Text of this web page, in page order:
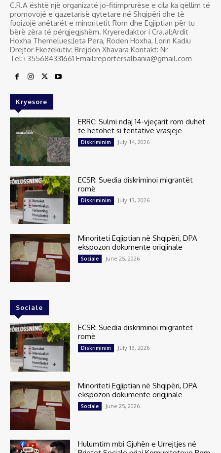
C.R.A është një organizatë jo-fitimprurëse e cila ka qëllim të
promovojë e gazetarisë qytetare në Shqipëri dhe të
fuqizojë anëtarët e minoritetit Rom dhe Egjiptian për tu
bërë zëra të përgjegjshëm. Kryeredaktor i Cra.al:Ardit
Hoxha Themelues:Jeta Pera, Roden Hoxha, Lorin Kadiu
Drejtor Ekezekutiv: Brejdon Xhavara Kontakt: Nr
Tel:+355684331661 Email:reportersalbania@gmail.com
Kryesore
ERRC: Sulmi ndaj 14-vjeçarit rom duhet
të hetohet si tentativë vrasjeje
Diskriminim July 14, 2026
ECSR: Suedia diskriminoi migrantët
romë
Diskriminim July 13, 2026
Minoriteti Egjiptian në Shqipëri, DPA
ekspozon dokumente origjinale
Sociale June 25, 2026
Sociale
ECSR: Suedia diskriminoi migrantët
romë
Diskriminim July 13, 2026
Minoriteti Egjiptian në Shqipëri, DPA
ekspozon dokumente origjinale
Sociale June 25, 2026
Hulumtim mbi Gjuhën e Urrejtjes në